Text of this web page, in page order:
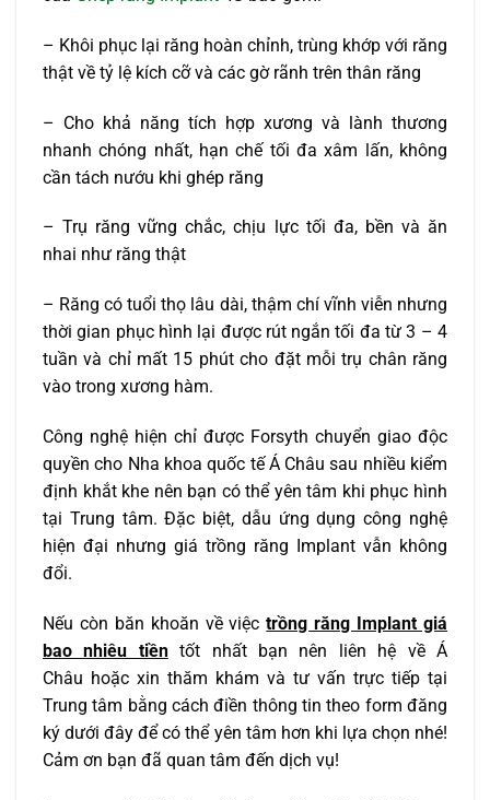
– Khôi phục lại răng hoàn chỉnh, trùng khớp với răng
thật về tỷ lệ kích cỡ và các gờ rãnh trên thân răng
– Cho khả năng tích hợp xương và lành thương
nhanh chóng nhất, hạn chế tối đa xâm lấn, không
cần tách nướu khi ghép răng
– Trụ răng vững chắc, chịu lực tối đa, bền và ăn
nhai như răng thật
– Răng có tuổi thọ lâu dài, thậm chí vĩnh viễn nhưng
thời gian phục hình lại được rút ngắn tối đa từ 3 – 4
tuần và chỉ mất 15 phút cho đặt mỗi trụ chân răng
vào trong xương hàm.
Công nghệ hiện chỉ được Forsyth chuyển giao độc
quyền cho Nha khoa quốc tế Á Châu sau nhiều kiểm
định khắt khe nên bạn có thể yên tâm khi phục hình
tại Trung tâm. Đặc biệt, dẫu ứng dụng công nghệ
hiện đại nhưng giá trồng răng Implant vẫn không
đổi.
Nếu còn băn khoăn về việctrồng răng Implant giá
bao nhiêu tiền tốt nhất bạn nên liên hệ về Á
Châu hoặc xin thăm khám và tư vấn trực tiếp tại
Trung tâm bằng cách điền thông tin theo form đăng
ký dưới đây để có thể yên tâm hơn khi lựa chọn nhé!
Cảm ơn bạn đã quan tâm đến dịch vụ!